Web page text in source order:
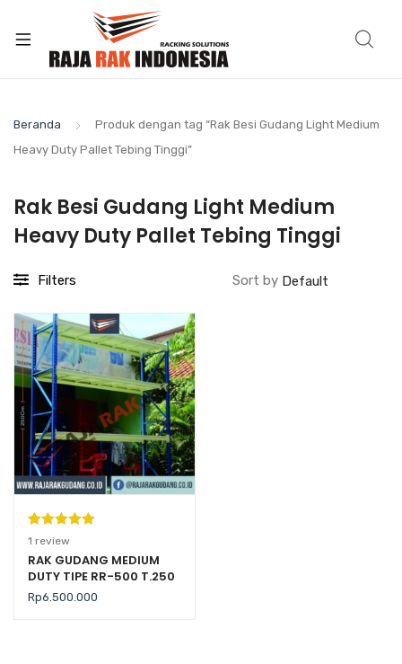
Beranda
Produk dengan tag “Rak Besi Gudang Light Medium
Heavy Duty Pallet Tebing Tinggi”
Rak Besi Gudang Light Medium
Heavy Duty Pallet Tebing Tinggi
Filters Sort by
Peringkat
5.00dari 5
berdasarka
n
1
penilaian
1 review
RAK GUDANG MEDIUM
DUTY TIPE RR-500 T.250
(Kekuatan 500 Kg per
Level)
Rp6.500.000